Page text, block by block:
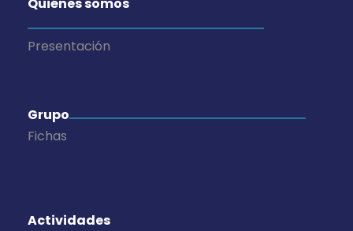
Quiénes somos
Presentación
Grupo
Fichas
Actividades